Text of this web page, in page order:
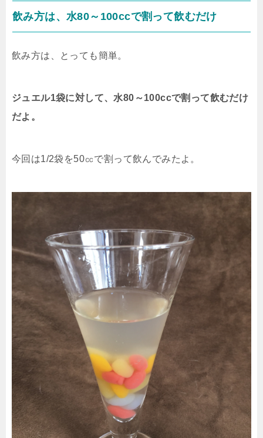
飲み方は、 水80～100ccで割って飲むだけ
飲み方は、とっても簡単。
ジュエル1袋に対して、水80～100ccで割って飲むだけ
だよ。
今回は1/2袋を50㏄で割って飲んでみたよ。